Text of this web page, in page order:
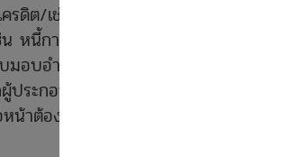
ดิต/เช่าซื้อ
หนี้การ
อบอำนาจ
ระกอบ
าต้องนำ